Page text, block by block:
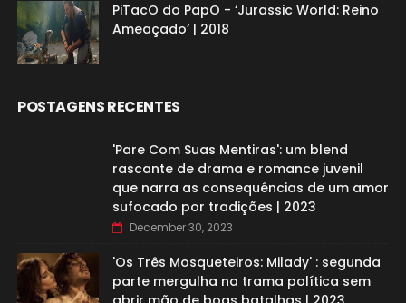
PiTacO do PapO - ‘Jurassic World: Reino
Ameaçado’ | 2018
POSTAGENS RECENTES
'Pare Com Suas Mentiras': um blend
rascante de drama e romance juvenil
que narra as consequências de um amor
sufocado por tradições | 2023
December 30, 2023
'Os Três Mosqueteiros: Milady' : segunda
parte mergulha na trama política sem